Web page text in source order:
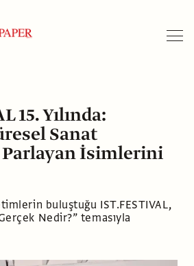
15. Yılında:
Sanat
İsimlerini
buluştuğu IST.FESTIVAL,
Nedir?” temasıyla